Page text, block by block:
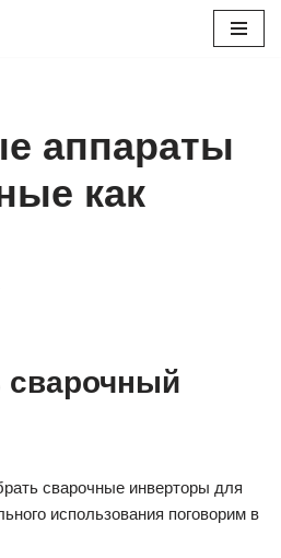
аппараты
как
сварочный
сварочные инверторы для
использования поговорим в